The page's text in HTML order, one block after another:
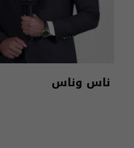
ناس وناس